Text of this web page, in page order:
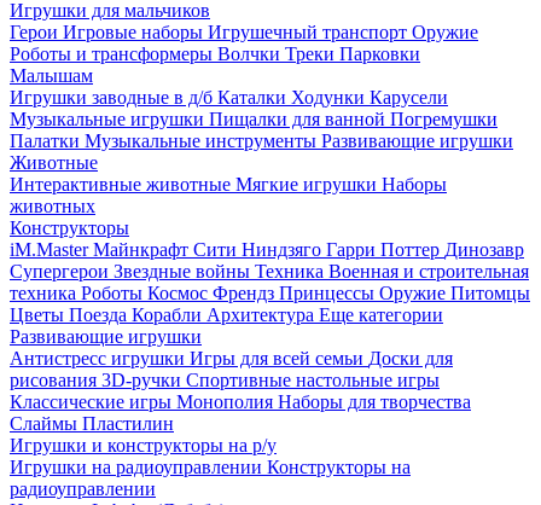
Игрушки для мальчиков
Герои Игровые наборы Игрушечный транспорт Оружие
Роботы и трансформеры Волчки Треки Парковки
Малышам
Игрушки заводные в д/б Каталки Ходунки Карусели
Музыкальные игрушки Пищалки для ванной Погремушки
Палатки Музыкальные инструменты Развивающие игрушки
Животные
Интерактивные животные Мягкие игрушки Наборы
животных
Конструкторы
iM.Master Майнкрафт Сити Ниндзяго Гарри Поттер Динозавр
Супергерои Звездные войны Техника Военная и строительная
техника Роботы Космос Френдз Принцессы Оружие Питомцы
Цветы Поезда Корабли Архитектура Еще категории
Развивающие игрушки
Антистресс игрушки Игры для всей семьи Доски для
рисования 3D-ручки Спортивные настольные игры
Классические игры Монополия Наборы для творчества
Слаймы Пластилин
Игрушки и конструкторы на р/у
Игрушки на радиоуправлении Конструкторы на
радиоуправлении